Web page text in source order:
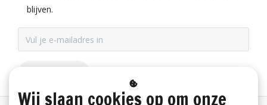
blijven.
Wij slaan cookies op om onze